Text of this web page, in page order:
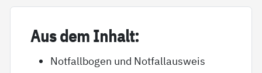
Aus dem In­halt:
Notfallbogen und Notfallausweis